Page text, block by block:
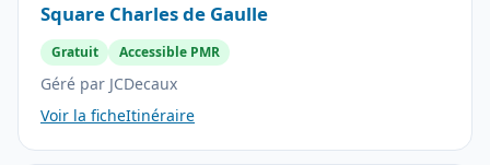
Square Charles de Gaulle
Gratuit Accessible PMR
Géré par JCDecaux
Voir la ficheItinéraire